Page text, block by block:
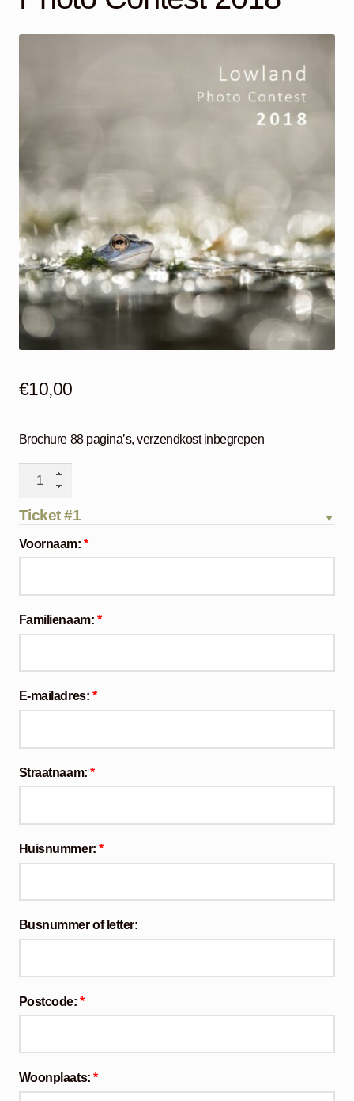
€10,00
Brochure 88 pagina’s, verzendkost inbegrepen
Brochure
Lowland
Photo
2018
Ticket #1
Voornaam:*
Familienaam: *
E-mailadres: *
Straatnaam:*
Huisnummer:*
Busnummer of letter:
Postcode:*
Woonplaats:*